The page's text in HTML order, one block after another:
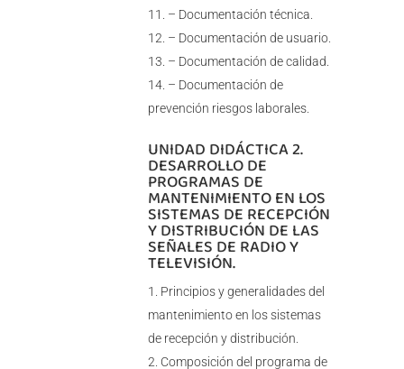
– Documentación técnica.
– Documentación de usuario.
– Documentación de calidad.
– Documentación de
prevención riesgos laborales.
UNIDAD DIDÁCTICA 2.
DESARROLLO DE
PROGRAMAS DE
MANTENIMIENTO EN LOS
SISTEMAS DE RECEPCIÓN
Y DISTRIBUCIÓN DE LAS
SEÑALES DE RADIO Y
TELEVISIÓN.
Principios y generalidades del
mantenimiento en los sistemas
de recepción y distribución.
Composición del programa de